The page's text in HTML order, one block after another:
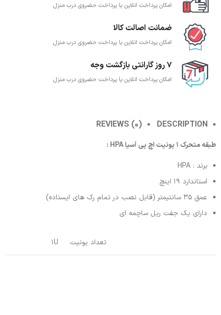
امکان پرداخت انلاین یا پرداخت حضروی درب منزل
ضمانت اصالت کالا
امکان پرداخت انلاین یا پرداخت حضروی درب منزل
7 روز گارانتی بازگشت وجه
امکان پرداخت انلاین یا پرداخت حضروی درب منزل
DESCRIPTION
REVIEWS (0)
طبقه متحرک 1 یونیت اچ پی آسیا HPA :
برند : HPA
استاندارد 19 اینچ
عمق 35 سانتیمتر (قابل نصب در تمام رک های ایستاده)
دارای یک جفت ریل ساچمه ای
تعداد یونیت 1U